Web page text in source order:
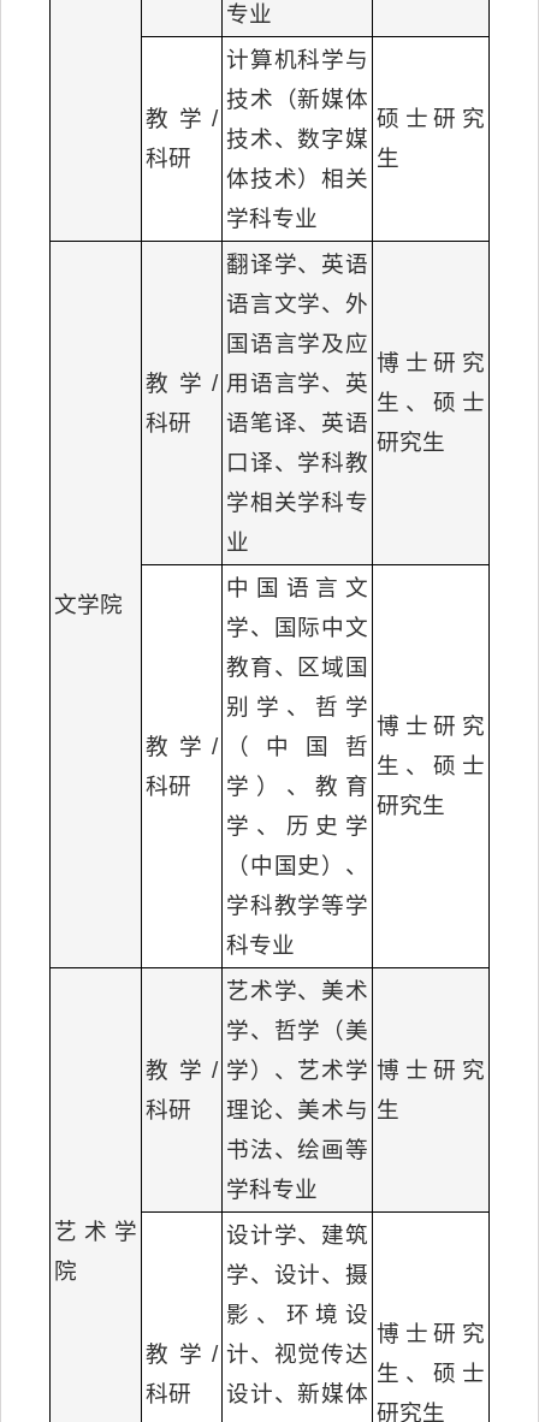
专业
教学/
科研
计算机科学与
技术（新媒体
技术、数字媒
体技术）相关
学科专业
硕士研究
生
文学院
教学/
科研
翻译学、英语
语言文学、外
国语言学及应
用语言学、英
语笔译、英语
口译、学科教
学相关学科专
业
博士研究
生、硕士
研究生
教学/
科研
中国语言文
学、国际中文
教育、区域国
别学、哲学
（中国哲
学）、教育
学、历史学
（中国史）、
学科教学等学
科专业
博士研究
生、硕士
研究生
艺术学
院
教学/
科研
艺术学、美术
学、哲学（美
学）、艺术学
理论、美术与
书法、绘画等
学科专业
博士研究
生
教学/
科研
设计学、建筑
学、设计、摄
影、环境设
计、视觉传达
设计、新媒体
博士研究
生、硕士
研究生